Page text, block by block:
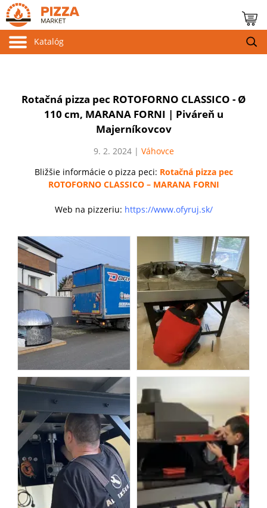
Katalóg
Rotačná pizza pec ROTOFORNO CLASSICO - Ø
110 cm, MARANA FORNI | Piváreň u
Majerníkovcov
9. 2. 2024 | Váhovce
Bližšie informácie o pizza peci: Rotačná pizza pec
ROTOFORNO CLASSICO – MARANA FORNI
Web na pizzeriu: https://www.ofyruj.sk/